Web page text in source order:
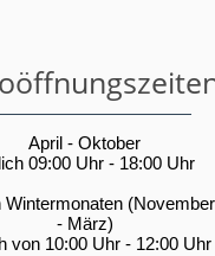
April - Oktober
09:00 Uhr - 18:00 Uhr
Wintermonaten (November
- März)
von 10:00 Uhr - 12:00 Uhr